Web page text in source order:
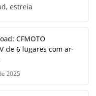
estreia
CFMOTO
de 6 lugares com ar-
2025